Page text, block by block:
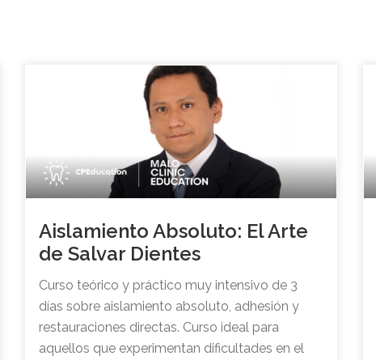
Aislamiento Absoluto: El Arte
de Salvar Dientes
Curso teórico y práctico muy intensivo de 3
días sobre aislamiento absoluto, adhesión y
restauraciones directas. Curso ideal para
aquellos que experimentan dificultades en el